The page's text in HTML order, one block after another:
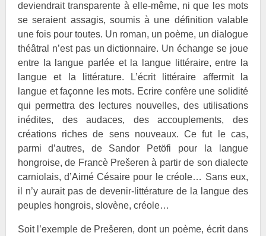
deviendrait transparente à elle-même, ni que les mots
se seraient assagis, soumis à une définition valable
une fois pour toutes. Un roman, un poème, un dialogue
théâtral n’est pas un dictionnaire. Un échange se joue
entre la langue parlée et la langue littéraire, entre la
langue et la littérature. L’écrit littéraire affermit la
langue et façonne les mots. Ecrire confère une solidité
qui permettra des lectures nouvelles, des utilisations
inédites, des audaces, des accouplements, des
créations riches de sens nouveaux. Ce fut le cas,
parmi d’autres, de Sandor
Petöfi pour la langue
hongroise, de Francè Prešeren à partir de son dialecte
carniolais, d’Aimé Césaire pour le créole… Sans eux,
il n’y aurait pas de devenir-littérature de la langue des
peuples hongrois, slovène, créole…
Soit l’exemple de Prešeren, dont un poème, écrit dans